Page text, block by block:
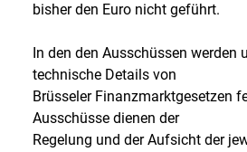
bisher den Euro nicht geführt.
In den den Ausschüssen werden
technische Details von
Brüsseler Finanzmarktgesetzen
Ausschüsse dienen der
Regelung und der Aufsicht der